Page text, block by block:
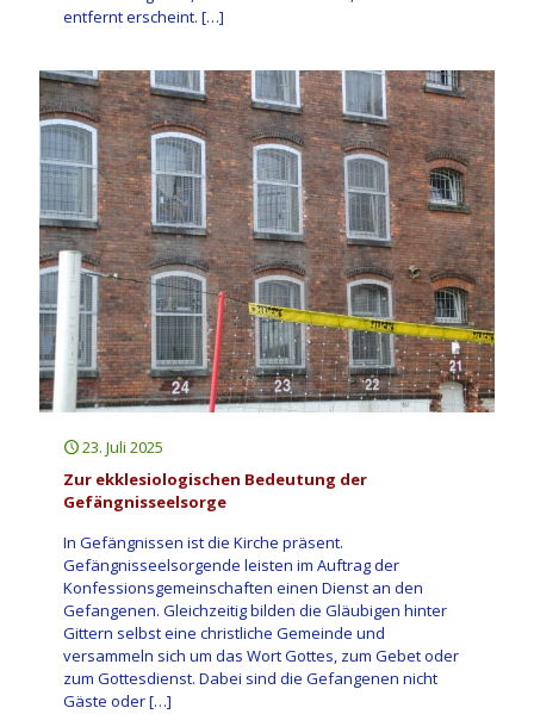
entfernt erscheint. […]
23. Juli 2025
Zur ekklesiologischen Bedeutung der
Gefängnisseelsorge
In Gefängnissen ist die Kirche präsent.
Gefängnisseelsorgende leisten im Auftrag der
Konfessionsgemeinschaften einen Dienst an den
Gefangenen. Gleichzeitig bilden die Gläubigen hinter
Gittern selbst eine christliche Gemeinde und
versammeln sich um das Wort Gottes, zum Gebet oder
zum Gottesdienst. Dabei sind die Gefangenen nicht
Gäste oder[…]